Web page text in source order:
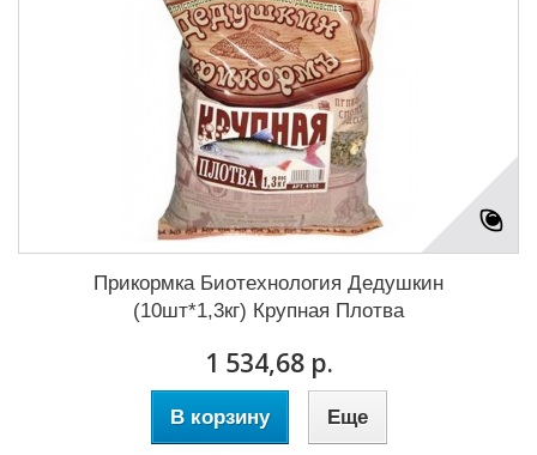
Прикормка Биотехнология Дедушкин
(10шт*1,3кг) Крупная Плотва
1 534,68 р.
В корзину Еще